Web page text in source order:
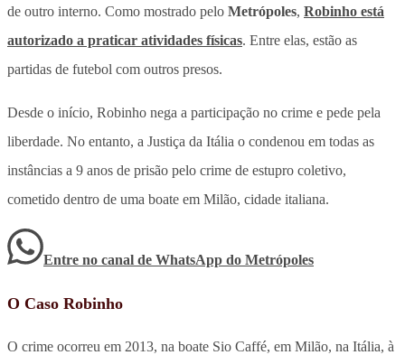
de outro interno. Como mostrado pelo Metrópoles, Robinho está
autorizado a praticar atividades físicas. Entre elas, estão as
partidas de futebol com outros presos.
Desde o início, Robinho nega a participação no crime e pede pela
liberdade. No entanto, a Justiça da Itália o condenou em todas as
instâncias a 9 anos de prisão pelo crime de estupro coletivo,
cometido dentro de uma boate em Milão, cidade italiana.
Entre no canal de WhatsApp do Metrópoles
O Caso Robinho
O crime ocorreu em 2013, na boate Sio Caffé, em Milão, na Itália, à